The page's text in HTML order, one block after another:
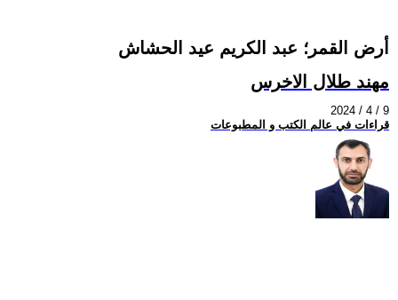
أرض القمر؛ عبد الكريم عيد الحشاش
مهند طلال الاخرس
2024 / 4 / 9
قراءات في عالم الكتب و المطبوعات